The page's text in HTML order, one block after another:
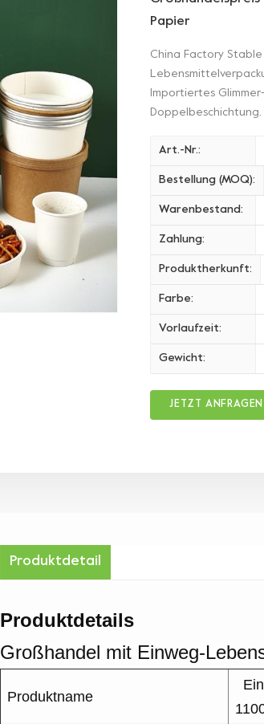
Papier
China Factory Stable
Importiertes
Doppelbeschichtung.
Art.-Nr.:
Bestellung (MOQ):
Warenbestand:
Zahlung:
Produktherkunft:
Farbe:
Vorlaufzeit:
Gewicht:
JETZT ANFRAGEN
Produktdetail
Produktdetails
Großhandel mit Einweg-
Produktname